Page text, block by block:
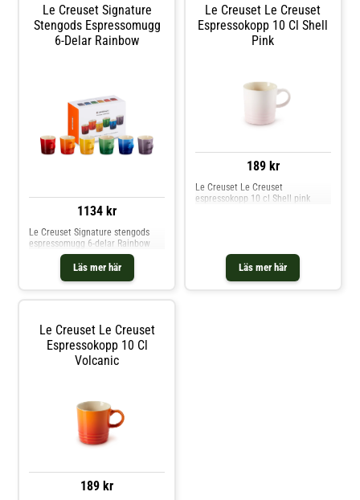
Le Creuset Signature
Stengods Espressomugg
6-Delar Rainbow
1134 kr
Läs mer här
Le Creuset Signature stengods
espressomugg 6-delar Rainbow
Le Creuset Le Creuset
Espressokopp 10 Cl Shell
Pink
189 kr
Läs mer här
Le Creuset Le Creuset
espressokopp 10 cl Shell pink
Le Creuset Le Creuset
Espressokopp 10 Cl
Volcanic
189 kr